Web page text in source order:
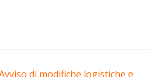
di modifiche logistiche e